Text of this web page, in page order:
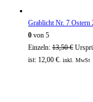
Grablicht Nr. 7 Ostern
0 von 5
Einzeln: 13,50€
ist: 12,00 €. inkl. MwSt